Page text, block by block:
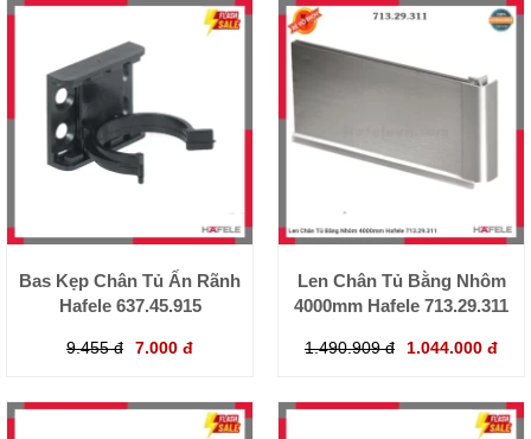
Bas Kẹp Chân Tủ Ấn Rãnh
Hafele 637.45.915
9.455 đ 7.000 đ
Len Chân Tủ Bằng Nhôm
4000mm Hafele 713.29.311
1.490.909 đ 1.044.000 đ